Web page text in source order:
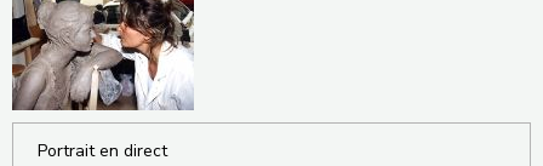
Portrait en direct